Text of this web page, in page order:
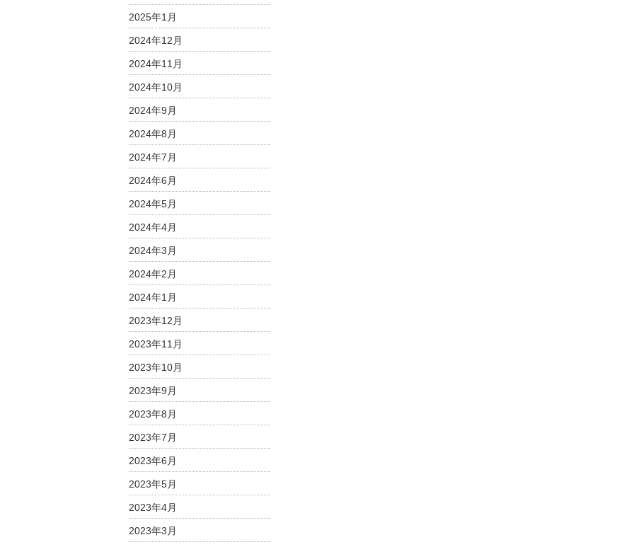
2025年1月
2024年12月
2024年11月
2024年10月
2024年9月
2024年8月
2024年7月
2024年6月
2024年5月
2024年4月
2024年3月
2024年2月
2024年1月
2023年12月
2023年11月
2023年10月
2023年9月
2023年8月
2023年7月
2023年6月
2023年5月
2023年4月
2023年3月